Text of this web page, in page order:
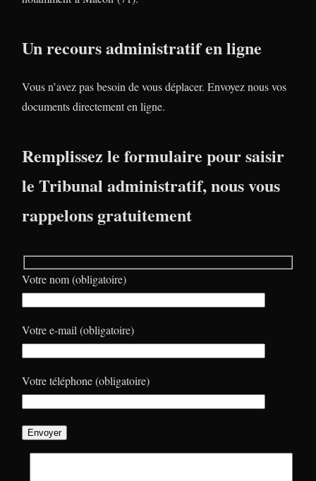
Un recours administratif en ligne
Vous n’avez pas besoin de vous déplacer. Envoyez nous vos
documents directement en ligne.
Remplissez le formulaire pour saisir
le Tribunal administratif, nous vous
rappelons gratuitement
Votre nom (obligatoire)
Votre e-mail (obligatoire)
Votre téléphone (obligatoire)